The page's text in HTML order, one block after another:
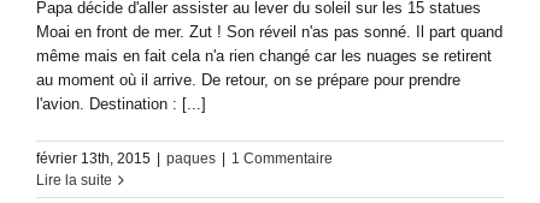
Papa décide d'aller assister au lever du soleil sur les 15 statues
Moai en front de mer. Zut ! Son réveil n'as pas sonné. Il part quand
même mais en fait cela n'a rien changé car les nuages se retirent
au moment où il arrive. De retour, on se prépare pour prendre
l'avion. Destination : [...]
février 13th, 2015 paques
1 Commentaire
Lire la suite